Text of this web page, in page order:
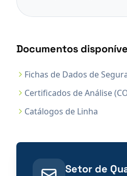
Documentos
Fichas de Dados de
Certificados de Análise
Catálogos de Linha
Setor de